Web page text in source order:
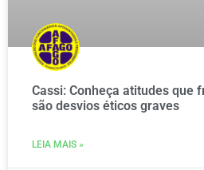
Cassi: Conheça atitudes que
são desvios éticos graves
LEIA MAIS »